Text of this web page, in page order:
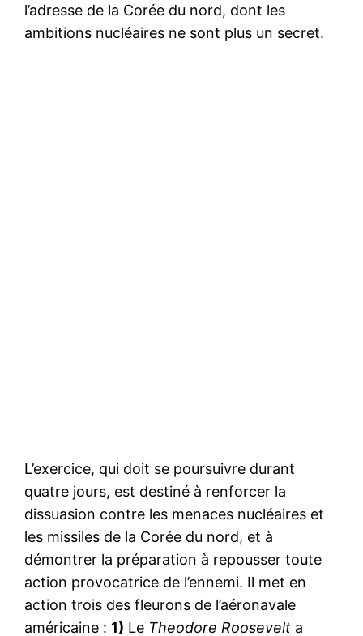
l’adresse de la Corée du nord, dont les
ambitions nucléaires ne sont plus un secret.
L’exercice, qui doit se poursuivre durant
quatre jours, est destiné à renforcer la
dissuasion contre les menaces nucléaires et
les missiles de la Corée du nord, et à
démontrer la préparation à repousser toute
action provocatrice de l’ennemi. Il met en
action trois des fleurons de l’aéronavale
américaine : 1) Le Theodore Roosevelt a